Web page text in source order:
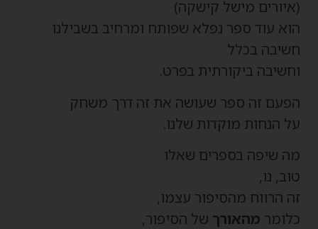
מישל קישקה)
עוד ספר נפלא שפותח ומרחיב בשבילנו
בכלל
ביקורתית בפרט.
זה ספר שעושה את זה דרך משחק
הנחות מוקדות שלנו.
שיפה בספרים שאלו
נו,
הרווח מהסיפור עצמו,
מהאורךשל הסיפור,